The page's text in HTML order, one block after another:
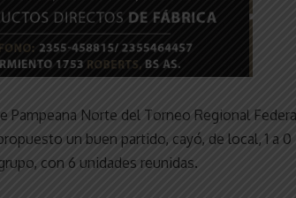
Pampeana Norte del Torneo Regional
un buen partido, cayó, de local, 1 a 0
con 6 unidades reunidas.